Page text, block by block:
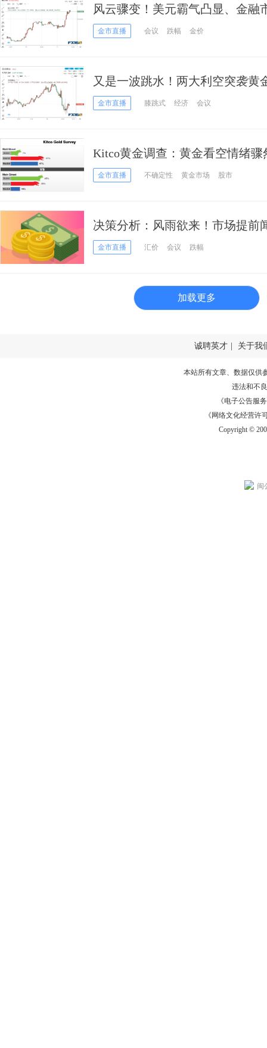
风云骤变！美元霸气凸显、金融
下周美联储会议强势来袭
金市直播 会议 跌幅 金价
又是一波跳水！两大利空突袭黄
陷“危险地带”、金价恐将大跌向
金市直播 膝跳式 经济 会议
Kitco黄金调查：黄金看空情绪
议或引发一波跳涨
金市直播 不确定性 黄金市场 股市
决策分析：风雨欲来！市场提前
湖、黄金美股低迷不振
金市直播 汇价 会议 跌幅
加载更多
诚聘英才 关于我
本站所有文章、数据仅供
违法和不
《电子公告服务
《网络文化经营许
Copyright ©
闽